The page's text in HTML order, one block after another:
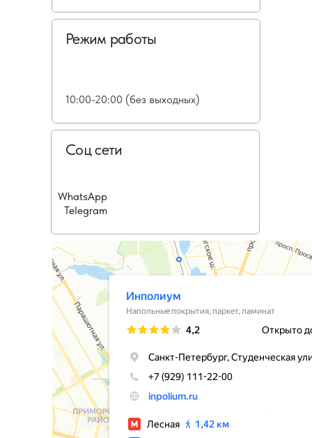
Режим работы
10:00-20:00 (без выходных)
Соц сети
WhatsApp
Telegram